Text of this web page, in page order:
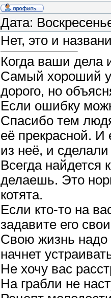
Дата:
Нет, это и
Когда ваши дела
Самый хороший
дорого, но
Если ошибку
Спасибо тем
её прекрасной.
из неё, и
Всегда найдется
делаешь. Это
котята.
Если кто-то на
задавите его
Свою жизнь надо
начнет
Не хочу вас
На грабли не